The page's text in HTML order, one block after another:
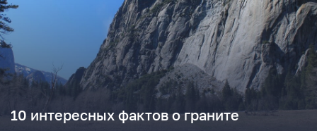
10 интересных фактов о граните